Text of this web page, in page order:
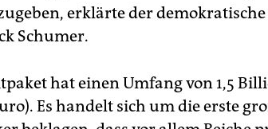
erklärte der
Schumer.
hat einen Umfang von 1,5
Es handelt sich um die erste